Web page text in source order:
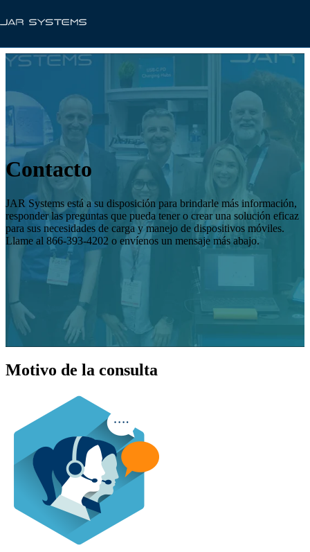
Contacto
JAR Systems está a su disposición para brindarle más información,
responder las preguntas que pueda tener o crear una solución eficaz
para sus necesidades de carga y manejo de dispositivos móviles.
Llame al 866-393-4202 o envíenos un mensaje más abajo.
Motivo de la consulta